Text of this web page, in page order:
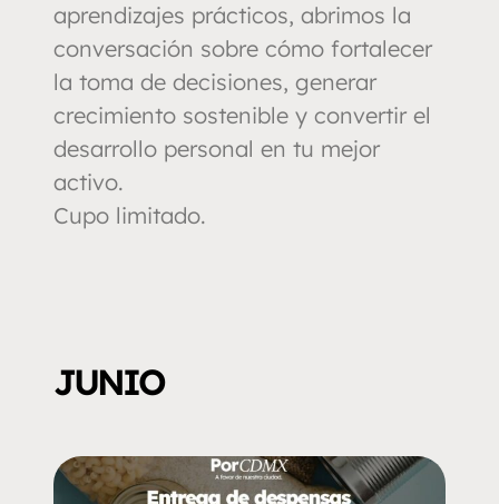
aprendizajes prácticos, abrimos la
conversación sobre cómo fortalecer
la toma de decisiones, generar
crecimiento sostenible y convertir el
desarrollo personal en tu mejor
activo.
​Cupo limitado.
JUNIO